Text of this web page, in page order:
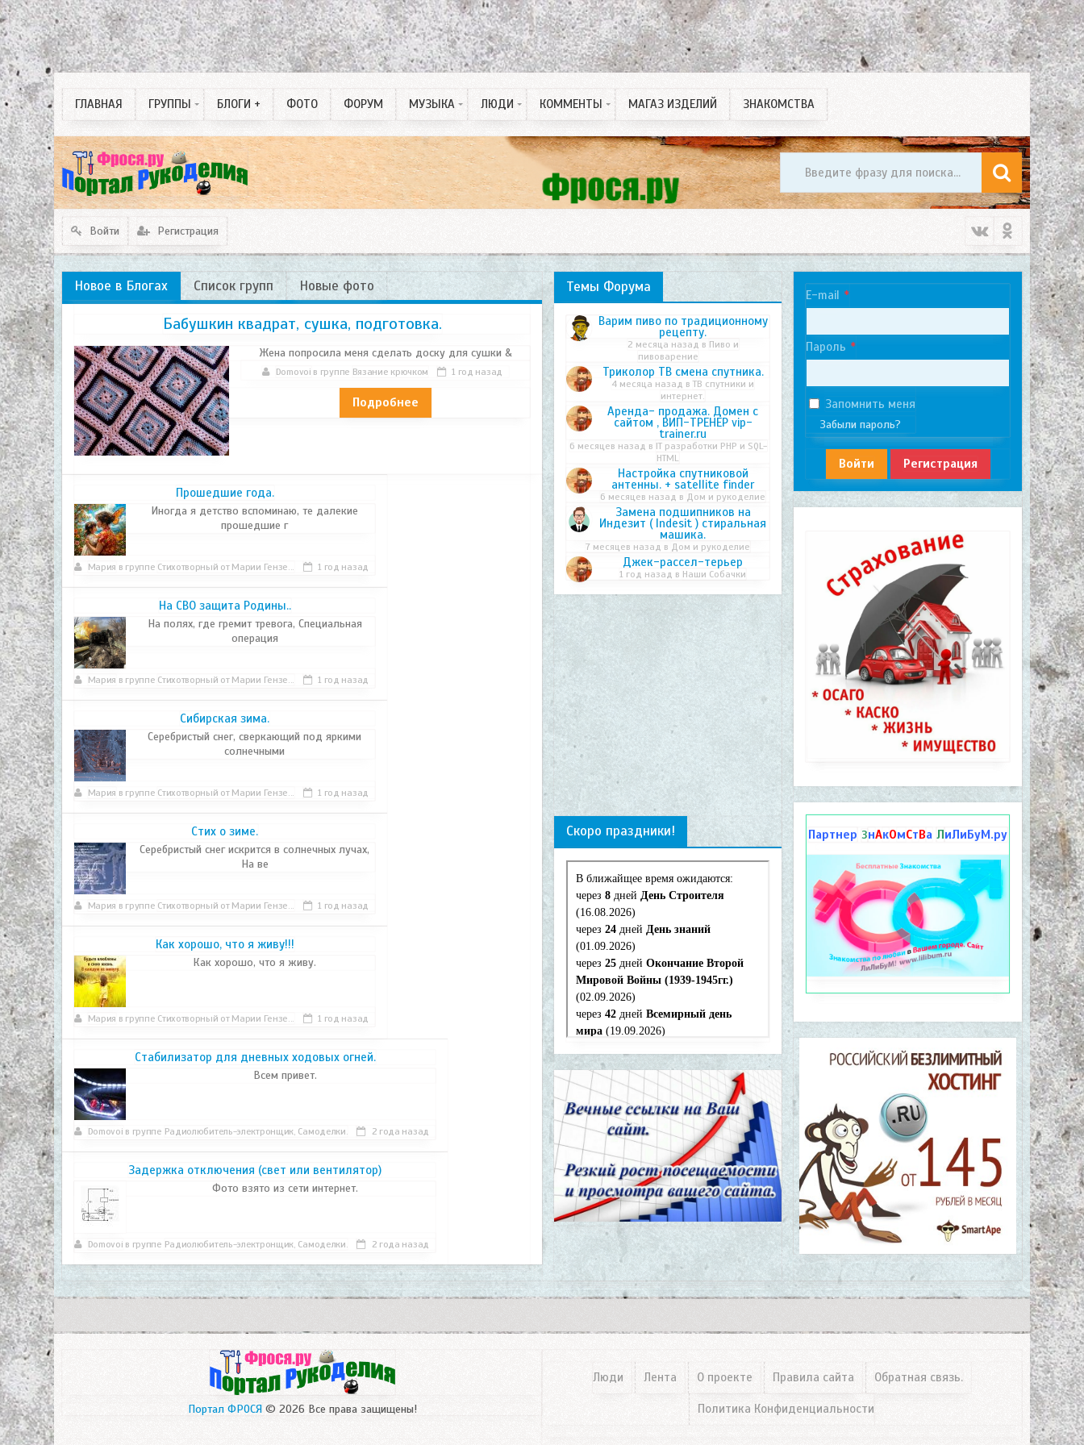
ГЛАВНАЯ ГРУППЫ
Собаководство
Одинокие души любви
3 D изделия. ручная
работа.
БЛОГИ + ФОТО ФОРУМ МУЗЫКА
Рингтон на Телефон
ЛЮДИ ПДД тесты
КОММЕНТЫ
Спонсорские статьиМАГАЗ ИЗДЕЛИЙ ЗНАКОМСТВА
Войти Регистрация
Новое в Блогах Список групп Новые фото
Бабушкин квадрат, сушка, подготовка.
Жена попросила меня сделать доску для сушки &
Domovoi в группе Вязание крючком 1 год назад
Подробнее
Прошедшие года.
Иногда я детство вспоминаю, те далекие
прошедшие г
Мария в группе Стихотворный от Марии Гензе... 1 год назад
На СВО защита Родины..
На полях, где гремит тревога, Специальная
операция
Мария в группе Стихотворный от Марии Гензе... 1 год назад
Сибирская зима.
Серебристый снег, сверкающий под яркими
солнечными
Мария в группе Стихотворный от Марии Гензе... 1 год назад
Стих о зиме.
Серебристый снег искрится в солнечных лучах,
На ве
Мария в группе Стихотворный от Марии Гензе... 1 год назад
Как хорошо, что я живу!!!
Как хорошо, что я живу.
Мария в группе Стихотворный от Марии Гензе... 1 год назад
Стабилизатор для дневных ходовых огней.
Всем привет.
Domovoi в группе Радиолюбитель-электронщик, Самоделки. 2 года назад
Задержка отключения (свет или вентилятор)
Фото взято из сети интернет.
Domovoi в группе Радиолюбитель-электронщик, Самоделки. 2 года назад
Темы Форума
Варим пиво по традиционному
рецепту.
2 месяца назад в Пиво и
пивоварение
Триколор ТВ смена спутника.
4 месяца назад вТВ спутники и
интернет.
Аренда- продажа. Домен с
сайтом , ВИП-ТРЕНЕР vip-
trainer.ru
6 месяцев назад в IT разработки PHP и SQL-
HTML
Настройка спутниковой
антенны. + satellite finder
6 месяцев назад в Дом и рукоделие
Замена подшипников на
Индезит ( Indesit ) стиральная
машика.
7 месяцев назад в Дом и рукоделие
Джек-рассел-терьер
1 год назад в Наши Собачки
Скоро праздники!
E-mail
Пароль
Запомнить меня
Забыли пароль?
Войти Регистрация
Партнер ЗнАкОмСтВа ЛиЛиБуМ.ру
Люди Лента О проекте Правила сайта Обратная связь.
Политика Конфиденциальности
Портал ФРОСЯ© 2026 Все права защищены!